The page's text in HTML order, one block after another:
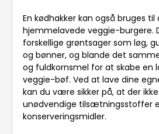
En kødhakker kan også bruges til
hjemmelavede veggie-burgere.
forskellige grøntsager som løg,
og bønner, og blande det
og fuldkornsmel for at skabe en
veggie-bøf. Ved at lave dine
kan du være sikker på, at der
unødvendige tilsætningsstoffer
konserveringsmidler.